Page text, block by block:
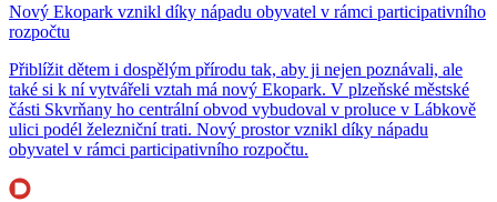
Nový Ekopark vznikl díky nápadu obyvatel v rámci participativního
rozpočtu
Přiblížit dětem i dospělým přírodu tak, aby ji nejen poznávali, ale
také si k ní vytvářeli vztah má nový Ekopark. V plzeňské městské
části Skvrňany ho centrální obvod vybudoval v proluce v Lábkově
ulici podél železniční trati. Nový prostor vznikl díky nápadu
obyvatel v rámci participativního rozpočtu.